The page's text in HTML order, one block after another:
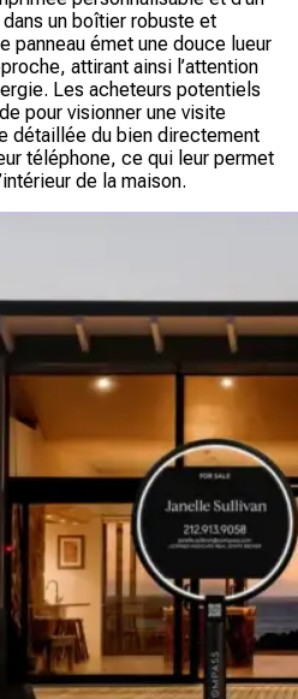
un boîtier robuste et
panneau émet une douce lueur
attirant ainsi l’attention
Les acheteurs potentiels
pour visionner une visite
détaillée du bien directement
téléphone, ce qui leur permet
de la maison.